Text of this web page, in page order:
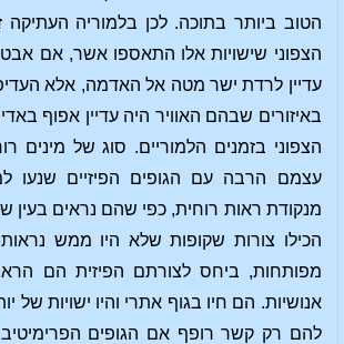
הטוב ביותר בתוכה. לכן בלמוריה
הצפוני שישויות אלו התאספו אשר, אם
עדיין לרדת ישר מטה אל האדמה, אלא
באיזורים שבהם האוויר היה עדיין אפוף
הצפוני בזמנים הלמוריים. סוג של מינים
עצמם הרבה עם הגופים הפיזיים שנעו
מנקודת ראות רוחית, כפי שהם נראים בעין
הכילו צורות שקופות שלא היו ממש
מפותחות, ביחס לצורתם הפיזית הם
אנושיות. הם חיו בגוף אתרי והיו ישויות של
להם רק קשר רופף אם הגופים